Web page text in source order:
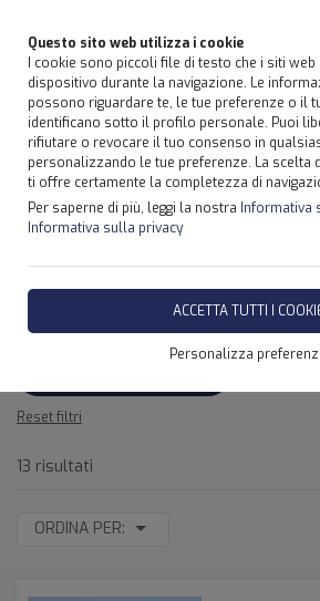
Questo sito web utilizza i cookie
I cookie sono piccoli file di testo che i siti
dispositivo durante la navigazione. Le
possono riguardare te, le tue preferenze o il
identificano sotto il profilo personale. Puoi
rifiutare o revocare il tuo consenso in
personalizzando le tue preferenze. La scelta
ti offre certamente la completezza di
Per saperne di più, leggi la nostra Informativa
Informativa sulla privacy
ACCETTA TUTTI I
Personalizza
Home Prodotti GRU EFFER LIGHT -
FILTRA
GRU EFFER LIGHT - SICILIA
Categoria:
Reset filtri
13 risultati
ORDINA PER: